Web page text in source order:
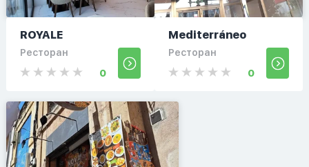
ROYALE
Ресторан
0
Mediterráneo
Ресторан
0